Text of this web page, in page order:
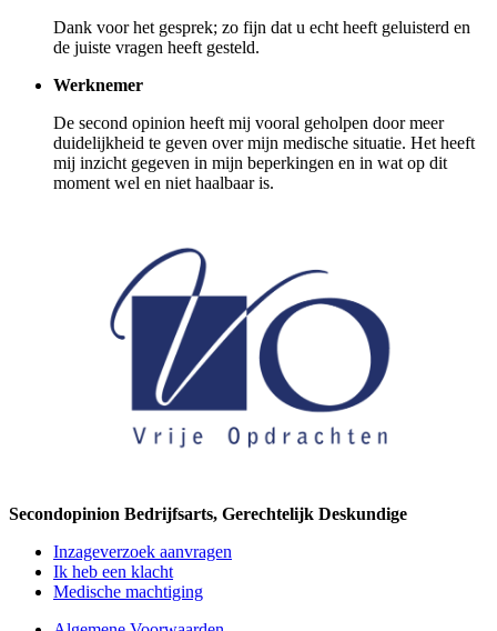
Dank voor het gesprek; zo fijn dat u echt heeft geluisterd en
de juiste vragen heeft gesteld.
Werknemer
De second opinion heeft mij vooral geholpen door meer
duidelijkheid te geven over mijn medische situatie. Het heeft
mij inzicht gegeven in mijn beperkingen en in wat op dit
moment wel en niet haalbaar is.
Secondopinion Bedrijfsarts, Gerechtelijk Deskundige
Inzageverzoek aanvragen
Ik heb een klacht
Medische machtiging